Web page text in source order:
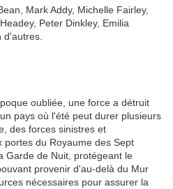
Mark Addy, Michelle Fairley,
Peter Dinkley, Emilia
oubliée, une force a détruit
pays où l'été peut durer plusieurs
des forces sinistres et
du Royaume des Sept
Garde de Nuit, protégeant le
provenir d'au-delà du Mur
nécessaires pour assurer la